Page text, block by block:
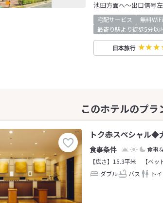
池田方面へ～出口信号
宅配サービス 無料
最寄り駅より徒歩5分以
日本旅行
トク赤スペシャル
食事
【広さ】15.3平米
【ベ
ダブル
バス ト